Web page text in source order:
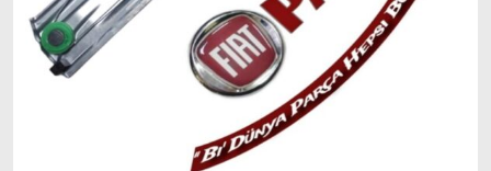
Model
ve Üstü
Doğan